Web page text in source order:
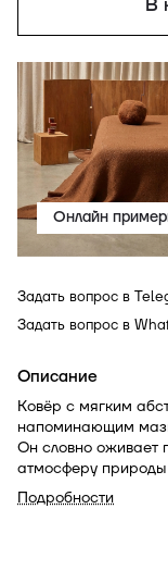
В
Онлайн
Задать вопрос в
Задать вопрос в
Описание
Ковёр с мягким
напоминающим
Он словно оживает
атмосферу
акцент для
Подробности